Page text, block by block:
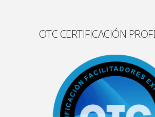
OTC CERTIFICACIÓN